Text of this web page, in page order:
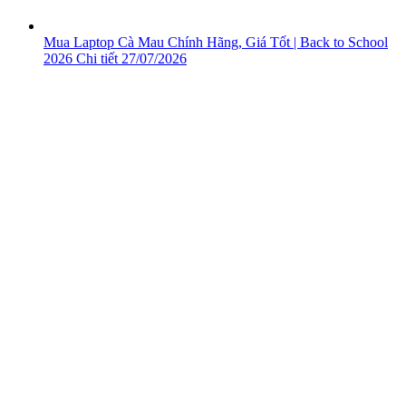
Mua Laptop Cà Mau Chính Hãng, Giá Tốt | Back to School
2026 Chi tiết 27/07/2026